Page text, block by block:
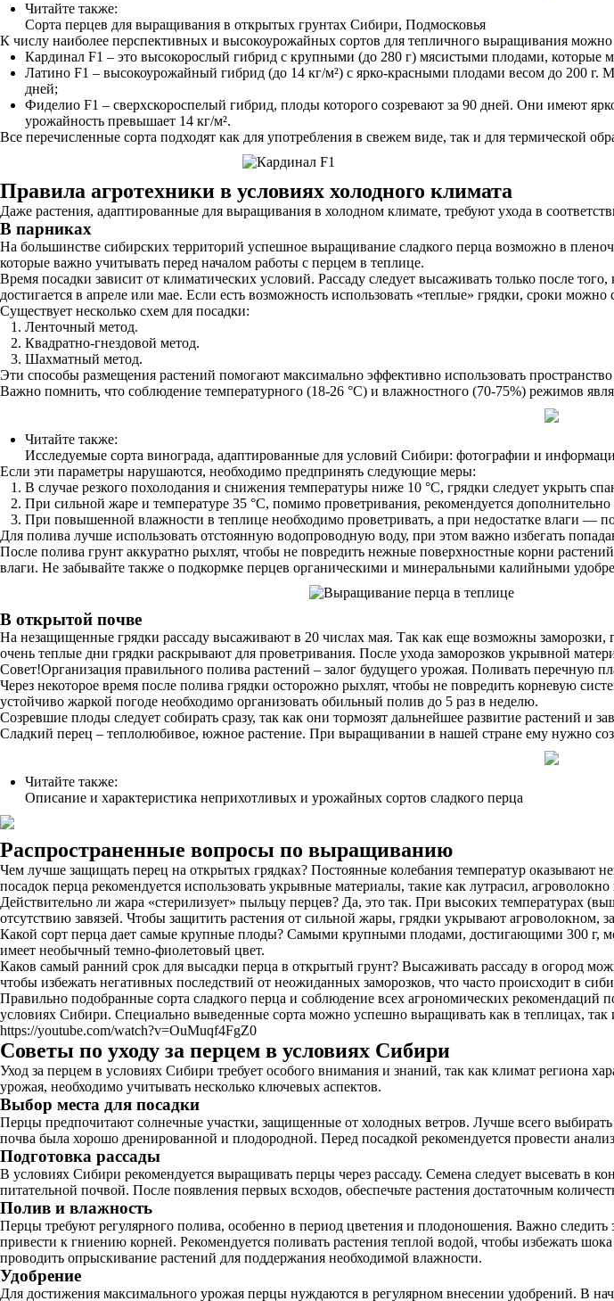
Читайте также:
Сорта перцев для выращивания в открытых грунтах Сибири, Подмосковья
К числу наиболее перспективных и высокоурожайных сортов для тепличного выращивания можно
Кардинал F1 – это высокорослый гибрид с крупными (до 280 г) мясистыми плодами, которые
Латино F1 – высокоурожайный гибрид (до 14 кг/м²) с ярко-красными плодами весом до 200 г.
дней;
Фиделио F1 – сверхскороспелый гибрид, плоды которого созревают за 90 дней. Они имеют
урожайность превышает 14 кг/м².
Все перечисленные сорта подходят как для употребления в свежем виде, так и для термической
Правила агротехники в условиях холодного климата
Даже растения, адаптированные для выращивания в холодном климате, требуют ухода в
В парниках
На большинстве сибирских территорий успешное выращивание сладкого перца возможно в
которые важно учитывать перед началом работы с перцем в теплице.
Время посадки зависит от климатических условий. Рассаду следует высаживать только после
достигается в апреле или мае. Если есть возможность использовать «теплые» грядки, сроки
Существует несколько схем для посадки:
Ленточный метод.
Квадратно-гнездовой метод.
Шахматный метод.
Эти способы размещения растений помогают максимально эффективно использовать
Важно помнить, что соблюдение температурного (18-26 °C) и влажностного (70-75%) режимов
Читайте также:
Исследуемые сорта винограда, адаптированные для условий Сибири: фотографии и
Если эти параметры нарушаются, необходимо предпринять следующие меры:
В случае резкого похолодания и снижения температуры ниже 10 °C, грядки следует укрыть
При сильной жаре и температуре 35 °C, помимо проветривания, рекомендуется
При повышенной влажности в теплице необходимо проветривать, а при недостатке влаги —
Для полива лучше использовать отстоянную водопроводную воду, при этом важно избегать
После полива грунт аккуратно рыхлят, чтобы не повредить нежные поверхностные корни
влаги. Не забывайте также о подкормке перцев органическими и минеральными калийными
В открытой почве
На незащищенные грядки рассаду высаживают в 20 числах мая. Так как еще возможны
очень теплые дни грядки раскрывают для проветривания. После ухода заморозков укрывной
Совет!Организация правильного полива растений – залог будущего урожая. Поливать перечную
Через некоторое время после полива грядки осторожно рыхлят, чтобы не повредить корневую
устойчиво жаркой погоде необходимо организовать обильный полив до 5 раз в неделю.
Созревшие плоды следует собирать сразу, так как они тормозят дальнейшее развитие растений и
Сладкий перец – теплолюбивое, южное растение. При выращивании в нашей стране ему нужно
Читайте также:
Описание и характеристика неприхотливых и урожайных сортов сладкого перца
Распространенные вопросы по выращиванию
Чем лучше защищать перец на открытых грядках? Постоянные колебания температур оказывают
посадок перца рекомендуется использовать укрывные материалы, такие как лутрасил,
Действительно ли жара «стерилизует» пыльцу перцев? Да, это так. При высоких температурах
отсутствию завязей. Чтобы защитить растения от сильной жары, грядки укрывают
Какой сорт перца дает самые крупные плоды? Самыми крупными плодами, достигающими 300 г,
имеет необычный темно-фиолетовый цвет.
Каков самый ранний срок для высадки перца в открытый грунт? Высаживать рассаду в огород
чтобы избежать негативных последствий от неожиданных заморозков, что часто происходит в
Правильно подобранные сорта сладкого перца и соблюдение всех агрономических
условиях Сибири. Специально выведенные сорта можно успешно выращивать как в теплицах, так
https://youtube.com/watch?v=OuMuqf4FgZ0
Советы по уходу за перцем в условиях Сибири
Уход за перцем в условиях Сибири требует особого внимания и знаний, так как климат региона
урожая, необходимо учитывать несколько ключевых аспектов.
Выбор места для посадки
Перцы предпочитают солнечные участки, защищенные от холодных ветров. Лучше всего
почва была хорошо дренированной и плодородной. Перед посадкой рекомендуется провести
Подготовка рассады
В условиях Сибири рекомендуется выращивать перцы через рассаду. Семена следует высевать в
питательной почвой. После появления первых всходов, обеспечьте растения достаточным
Полив и влажность
Перцы требуют регулярного полива, особенно в период цветения и плодоношения. Важно
привести к гниению корней. Рекомендуется поливать растения теплой водой, чтобы избежать
проводить опрыскивание растений для поддержания необходимой влажности.
Удобрение
Для достижения максимального урожая перцы нуждаются в регулярном внесении удобрений. В